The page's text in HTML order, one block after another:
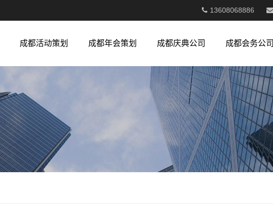
13608068886
成都活动策划 成都年会策划 成都庆典公司 成都会务公司